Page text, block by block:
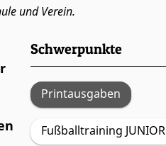
und Verein.
Schwerpunkte
Printausgaben
Fußballtraining JUNIOR